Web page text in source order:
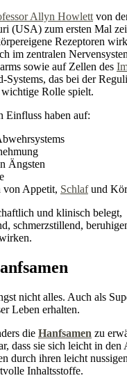
Allyn Howlett von
(USA) zum ersten Mal
Rezeptoren
im zentralen
sowie auf Zellen des
Systems, das bei der
Rolle spielt.
Einfluss haben auf:
Ängsten
von Appetit, Schlafund
und klinisch belegt,
schmerzstillend,
nicht alles. Auch als
Leben erhalten.
die Hanfsamen zu
dass sie sich leicht in den
durch ihren leicht
Inhaltsstoffe.